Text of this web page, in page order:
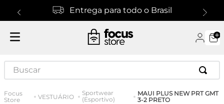
Entrega para todo o Brasil
Buscar
VESTUÁRIO
Sportwear
(Esportivo)
MAUI PLUS NEW PRT GMT
3-2 PRETO